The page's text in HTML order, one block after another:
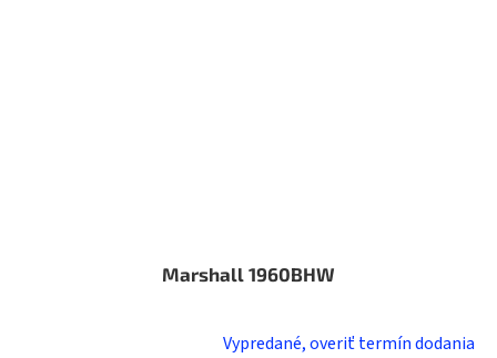
Marshall 1960BHW
Vypredané, overiť termín dodania